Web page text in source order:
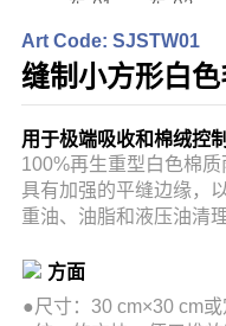
Art Code: SJSTW01
缝制小方形白
用于极端吸收和棉绒控
100%再生重型白色棉质
具有加强的平缝边缘，
重油、油脂和液压油清理
方面
●尺寸：30 cm×30 cm或